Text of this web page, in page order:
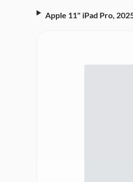
Apple 11" iPad Pro,